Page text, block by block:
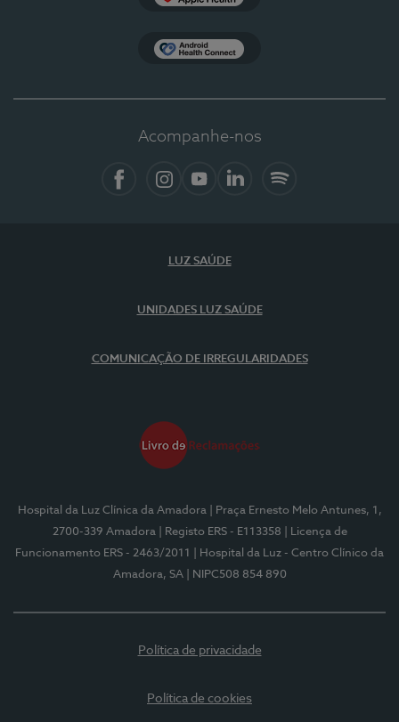
Acompanhe-nos
LUZ SAÚDE
UNIDADES LUZ SAÚDE
COMUNICAÇÃO DE IRREGULARIDADES
Hospital da Luz Clínica da Amadora
| Praça Ernesto Melo Antunes, 1,
2700-339 Amadora
| Registo ERS - E113358
| Licença de
Funcionamento ERS - 2463/2011
| Hospital da Luz - Centro Clínico da
Amadora, SA
| NIPC508 854 890
Política de privacidade
Política de cookies